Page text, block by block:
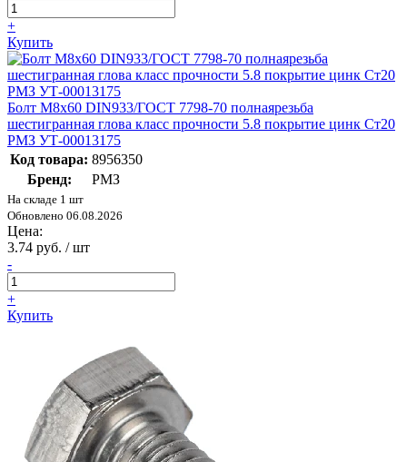
+
Купить
Болт M8х60 DIN933/ГОСТ 7798-70 полнаярезьба
шестигранная глова класс прочности 5.8 покрытие цинк Ст20
РМЗ УТ-00013175
Код товара: 8956350
Бренд:
РМЗ
На складе 1 шт
Обновлено 06.08.2026
Цена:
3.74 руб. / шт
-
+
Купить